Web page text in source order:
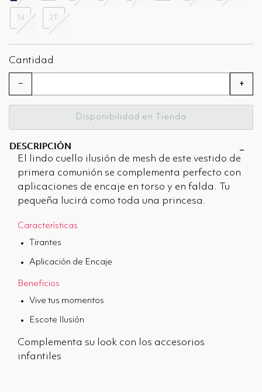
seleccionado
14 2T
Cantidad
− +
Disponibilidad en Tienda
DESCRIPCIÓN
El lindo cuello ilusión de mesh de este vestido de
primera comunión se complementa perfecto con
aplicaciones de encaje en torso y en falda. Tu
pequeña lucirá como toda una princesa.
Características
Tirantes
Aplicación de Encaje
Beneficios
Vive tus momentos
Escote Ilusión
Complementa su look con los accesorios
infantiles